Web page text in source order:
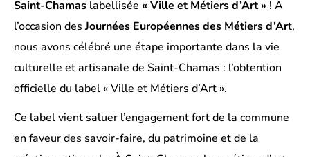
Saint-Chamas labellisée « Ville et Métiers d’Art » ! A
l’occasion desJournées Européennes des Métiers d’Art,
nous avons célébré une étape importante dans la vie
culturelle et artisanale de Saint-Chamas : l’obtention
officielle du label « Ville et Métiers d’Art ».
Ce label vient saluer l’engagement fort de la commune
en faveur des savoir-faire, du patrimoine et de la